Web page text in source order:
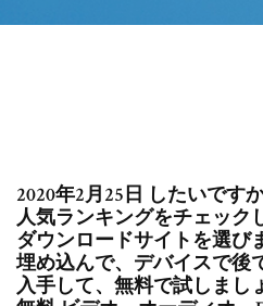
2020年2月25日 したいです
人気ランキングをチェック
ダウンロードサイトを選び
埋め込んで、デバイスで後
入手して、無料で試しまし